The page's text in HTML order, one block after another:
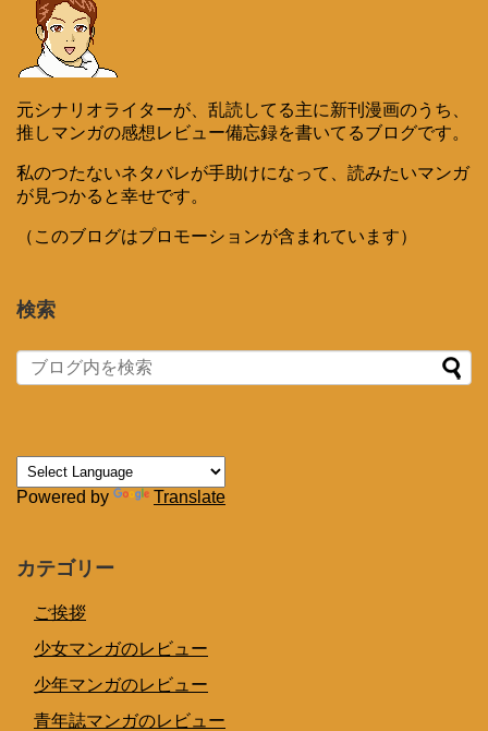
元シナリオライターが、乱読してる主に新刊漫画のうち、
推しマンガの感想レビュー備忘録を書いてるブログです。
私のつたないネタバレが手助けになって、読みたいマンガ
が見つかると幸せです。
（このブログはプロモーションが含まれています）
検索
Powered by Translate
カテゴリー
ご挨拶
少女マンガのレビュー
少年マンガのレビュー
青年誌マンガのレビュー